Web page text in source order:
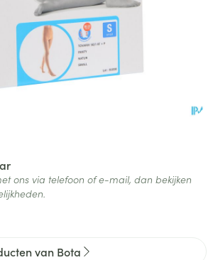
ons via telefoon of e-mail, dan bekijken
van Bota